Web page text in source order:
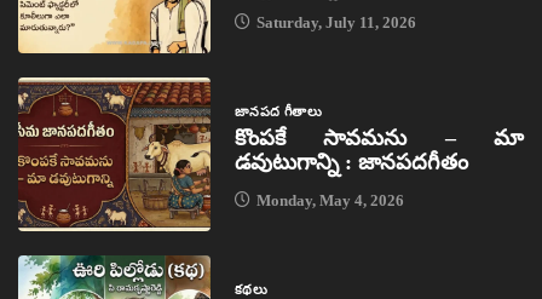
Saturday, July 11, 2026
జానపద గీతాలు
కొంపకే సావమను – మా
డవుటుగాన్ని : జానపదగీతం
Monday, May 4, 2026
కథలు